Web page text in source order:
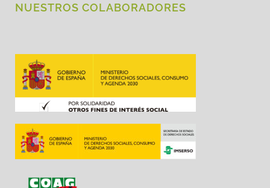
NUESTROS COLABORADORES